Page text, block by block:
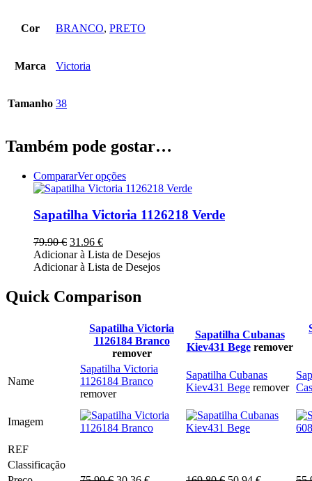
Cor BRANCO, PRETO
Marca Victoria
Tamanho 38
Também pode gostar…
CompararVer opçõesThis
product
multiple
options
may
on
product
page
Sapatilha Victoria 1126218 Verde
79.90€ O
preço
original
31.96 €O
preço
atual
31.96 €.
Adicionar à Lista de Desejos
Adicionar à Lista de Desejos
Quick Comparison
Sapatilha Victoria
1126184 Branco
remover
Sapatilha Cubanas
Kiev431 Bege remover
Name
Sapatilha Victoria
1126184 Branco
remover
Sapatilha Cubanas
Kiev431 Bege remover
Imagem
REF
Classificação